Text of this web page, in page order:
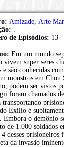
Amizade, Arte
.
de Episódios: 13
Em um mundo
vivem super seres
e são conhecidas
monstros em Chou
podem ser vistos
foram chamados
transportando
Exílio é
Embora o demônio
de 1.000 soldados
desses prisioneiros
da invasão